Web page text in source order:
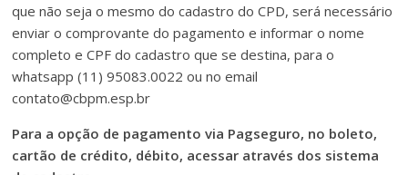
que não seja o mesmo do cadastro do CPD, será necessário
enviar o comprovante do pagamento e informar o nome
completo e CPF do cadastro que se destina, para o
whatsapp (11) 95083.0022 ou no email
contato@cbpm.esp.br
Para a opção de pagamento via Pagseguro, no boleto,
cartão de crédito, débito, acessar através dos sistema